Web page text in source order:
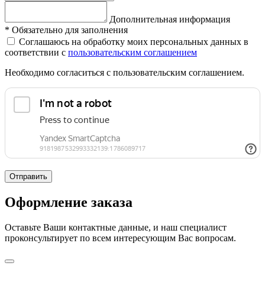
Дополнительная информация
* Обязательно для заполнения
Соглашаюсь на обработку моих персональных данных в
соответствии с пользовательским соглашением
Необходимо согласиться с пользовательским соглашением.
Отправить
Оформление заказа
Оставьте Ваши контактные данные, и наш специалист
проконсультирует по всем интересующим Вас вопросам.